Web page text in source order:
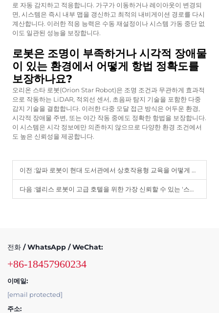
로 자동 감지하고 적응합니다. 가구가 이동하거나 레이아웃이 변경되
면, 시스템은 즉시 내부 맵을 갱신하고 최적의 내비게이션 경로를 다시
계산합니다. 이러한 적응 능력은 수동 재설정이나 시스템 가동 중단 없
이도 일관된 성능을 보장합니다.
로봇은 조명이 부족하거나 시각적 장애물
이 있는 환경에서 어떻게 항법 정확도를
보장하나요?
오리온 스타 로봇(Orion Star Robot)은 조명 조건과 무관하게 효과적
으로 작동하는 LiDAR, 적외선 센서, 초음파 탐지 기술을 포함한 다중
감지 기술을 결합합니다. 이러한 다중 모달 접근 방식은 어두운 환경,
시각적 장애물 주변, 또는 야간 작동 중에도 정확한 항법을 보장합니다.
이 시스템은 시각 정보에만 의존하지 않으므로 다양한 환경 조건에서
도 높은 신뢰성을 제공합니다.
이전 :알파 로봇이 현대 도서관에서 상호작용형 교육을 어떻게 혁신하는가.
다음 :앨리스 로봇이 고급 호텔을 위한 가장 신뢰할 수 있는 '스마트 컨시어지'인 이유.
전화 / WhatsApp / WeChat:
+86-18457960234
이메일:
[email protected]
주소: